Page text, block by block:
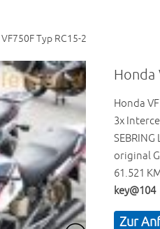
Typ RC15-2
Honda
Honda
3x
original
61.521
key@104
Zur